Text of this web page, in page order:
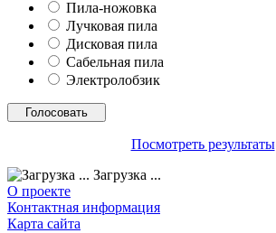
Пила-ножовка
Лучковая пила
Дисковая пила
Сабельная пила
Электролобзик
Посмотреть результаты
Загрузка ...
О проекте
Контактная информация
Карта сайта